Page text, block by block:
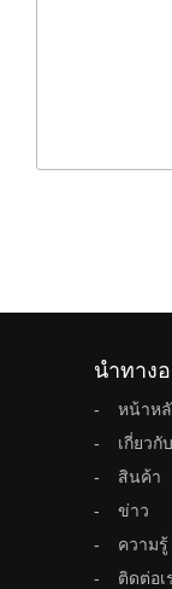
นำทาง
หน้าห
เกี่ยวกั
สินค้า
ข่าว
ความรู้
ติดต่อเ